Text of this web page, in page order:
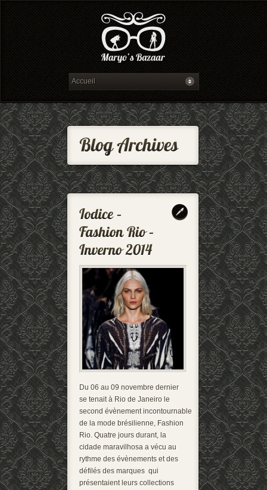
Du 06 au 09 novembre dernier
se tenait à Rio de Janeiro le
second évènement incontournable
de la mode brésilienne, Fashion
Rio. Quatre jours durant, la
cidade maravilhosa a vécu au
rythme des évènements et des
défilés des marques qui
présentaient leurs collections